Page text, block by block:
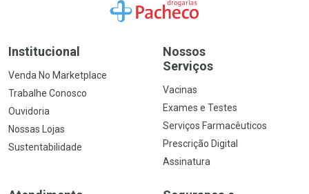
Ir para a Home
Institucional
Venda No Marketplace
Trabalhe Conosco
Ouvidoria
Nossas Lojas
Sustentabilidade
Nossos
Serviços
Vacinas
Exames e Testes
Serviços Farmacêuticos
Prescrição Digital
Assinatura